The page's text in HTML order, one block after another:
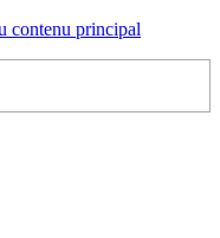
contenu principal